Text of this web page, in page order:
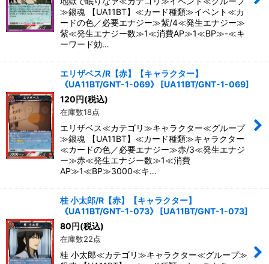
≫銀魂 【UA11BT】≪カード種類≫イベント≪カ
ードの色／必要エナジー≫紫/4≪発生エナジー≫
紫≪発生エナジー数≫1≪消費AP≫1≪BP≫-≪キ
ーワード効…
エリザベス/R【赤】【キャラクター】
《UA11BT/GNT-1-069》
[UA11BT/GNT-1-069]
120円(税込)
在庫数18点
エリザベス≪カテゴリ≫キャラクター≪グループ
≫銀魂 【UA11BT】≪カード種類≫キャラクター
≪カードの色／必要エナジー≫赤/3≪発生エナジ
ー≫赤≪発生エナジー数≫1≪消費
AP≫1≪BP≫3000≪キ…
桂 小太郎/R【赤】【キャラクター】
《UA11BT/GNT-1-073》
[UA11BT/GNT-1-073]
80円(税込)
在庫数22点
桂 小太郎≪カテゴリ≫キャラクター≪グループ≫